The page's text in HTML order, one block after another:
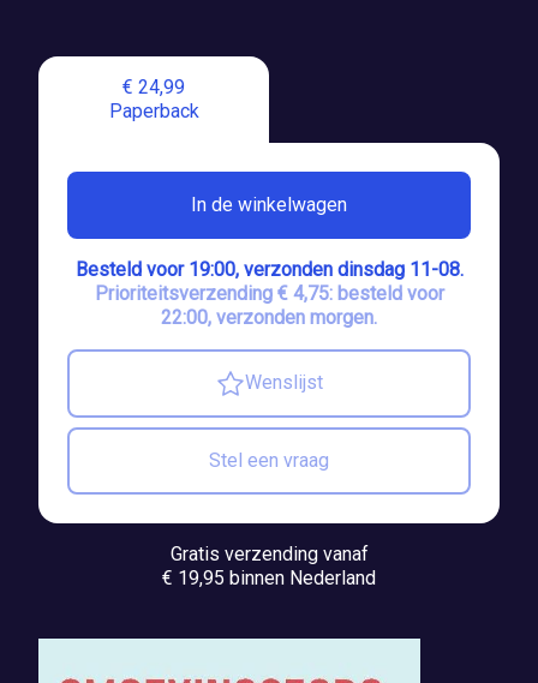
€ 24,99
Paperback
In de winkelwagen
Besteld voor 19:00, verzonden dinsdag 11-08.
Prioriteitsverzending € 4,75: besteld voor
22:00, verzonden morgen.
Wenslijst
Stel een vraag
Gratis verzending vanaf
€ 19,95 binnen Nederland